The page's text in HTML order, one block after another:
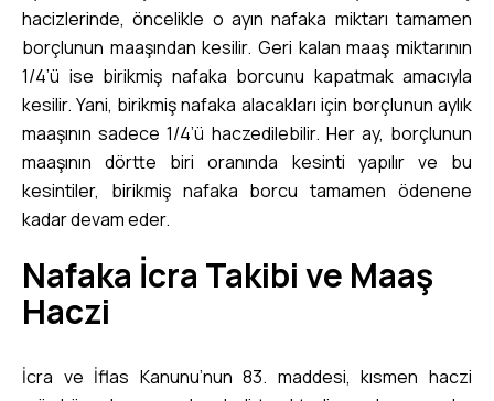
hacizlerinde, öncelikle o ayın nafaka miktarı tamamen
borçlunun maaşından kesilir. Geri kalan maaş miktarının
1/4’ü ise birikmiş nafaka borcunu kapatmak amacıyla
kesilir. Yani, birikmiş nafaka alacakları için borçlunun aylık
maaşının sadece 1/4’ü haczedilebilir. Her ay, borçlunun
maaşının dörtte biri oranında kesinti yapılır ve bu
kesintiler, birikmiş nafaka borcu tamamen ödenene
kadar devam eder.
Nafaka İcra Takibi ve Maaş
Haczi
İcra ve İflas Kanunu’nun 83. maddesi, kısmen haczi